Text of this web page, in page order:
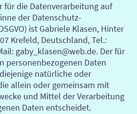
für die Datenverarbeitung auf
der Datenschutz-
ist Gabriele Klasen, Hinter
Krefeld, Deutschland, Tel.:
gaby_klasen@web.de. Der für
personenbezogenen Daten
natürliche oder
allein oder gemeinsam mit
und Mittel der Verarbeitung
Daten entscheidet.